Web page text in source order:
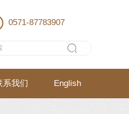
0571-87783907
系我们 English